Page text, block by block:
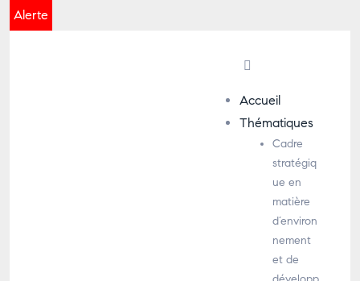
Alerte
Accueil
Thématiques
Cadre
stratégiq
ue en
matière
d’environ
nement
et de